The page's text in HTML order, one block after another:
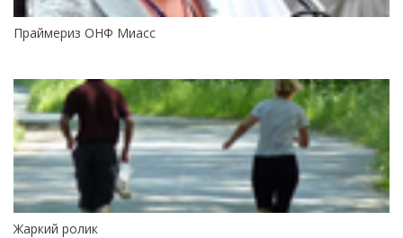
Праймериз ОНФ Миасс
Жаркий ролик